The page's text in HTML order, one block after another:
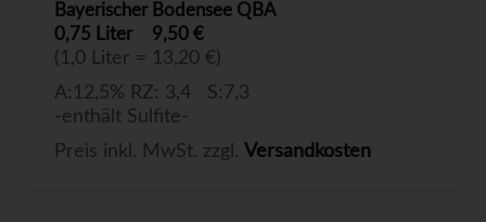
Bayerischer Bodensee QBA
0,75 Liter
9,50 €
(1,0 Liter = 13,20 €)
A:12,5% RZ: 3,4 S:7,3
-enthält Sulfite-
Preis inkl. MwSt. zzgl. Versandkosten